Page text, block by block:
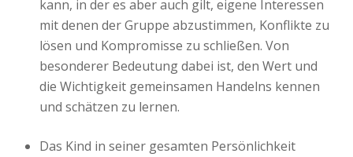
kann, in der es aber auch gilt, eigene Interessen
mit denen der Gruppe abzustimmen, Konflikte zu
lösen und Kompromisse zu schließen. Von
besonderer Bedeutung dabei ist, den Wert und
die Wichtigkeit gemeinsamen Handelns kennen
und schätzen zu lernen.
Das Kind in seiner gesamten Persönlichkeit